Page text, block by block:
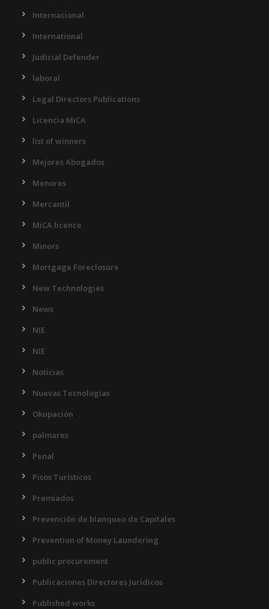
Internacional
International
Judicial Defender
laboral
Legal Directors Publications
Licencia MiCA
list of winners
Mejores Abogados
Menores
Mercantil
MiCA licence
Minors
Mortgage Foreclosure
New Technologies
News
NIE
NIE
Noticias
Nuevas Tecnologías
Okupación
palmares
Penal
Pisos Turísticos
Premiados
Prevención de blanqueo de Capitales
Prevention of Money Laundering
public procurement
Publicaciones Directores Jurídicos
Published works